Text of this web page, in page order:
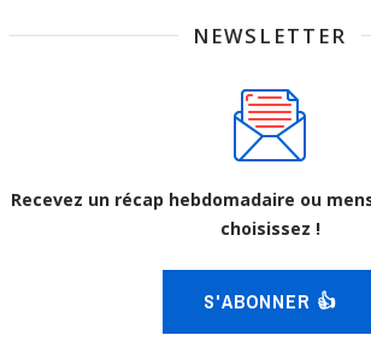
NEWSLETTER
Recevez un récap hebdomadaire ou
choisissez !
S'ABONNER 👍